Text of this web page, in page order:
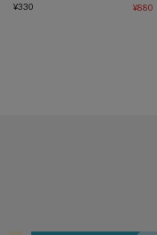
¥330
¥880